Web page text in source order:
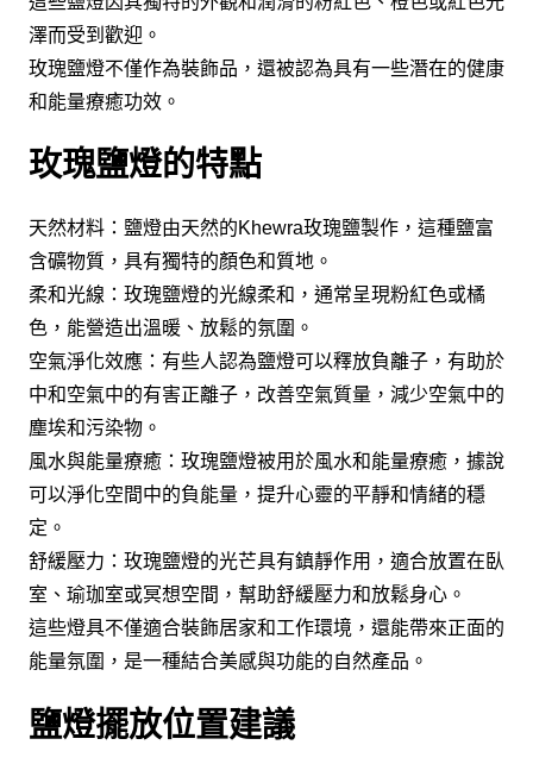
澤而受到歡迎。
玫瑰鹽燈不僅作為裝飾品，還被認為具有一些潛在的健康
和能量療癒功效。
玫瑰鹽燈的特點
天然材料：鹽燈由天然的Khewra玫瑰鹽製作，這種鹽富
含礦物質，具有獨特的顏色和質地。
柔和光線：玫瑰鹽燈的光線柔和，通常呈現粉紅色或橘
色，能營造出溫暖、放鬆的氛圍。
空氣淨化效應：有些人認為鹽燈可以釋放負離子，有助於
中和空氣中的有害正離子，改善空氣質量，減少空氣中的
塵埃和污染物。
風水與能量療癒：玫瑰鹽燈被用於風水和能量療癒，據說
可以淨化空間中的負能量，提升心靈的平靜和情緒的穩
定。
舒緩壓力：玫瑰鹽燈的光芒具有鎮靜作用，適合放置在臥
室、瑜珈室或冥想空間，幫助舒緩壓力和放鬆身心。
這些燈具不僅適合裝飾居家和工作環境，還能帶來正面的
能量氛圍，是一種結合美感與功能的自然產品。
鹽燈擺放位置建議